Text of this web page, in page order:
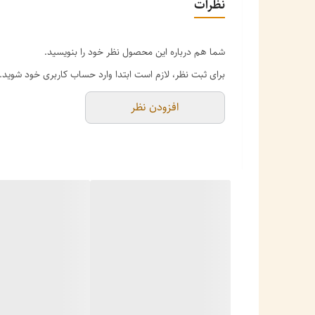
کتری لعابی طرح سنتی، ترکیبی از زیبایی، کیفیت و دوام
لعاب مقاوم ساخته شده که در برابر حرارت و زنگ‌زدگی بسیار
نظرات
شما هم درباره این محصول نظر خود را بنویسید.
برای ثبت نظر، لازم است ابتدا وارد حساب کاربری خود شوید.
افزودن نظر